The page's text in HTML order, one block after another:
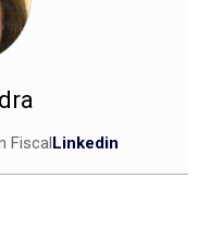
FiscalLinkedin